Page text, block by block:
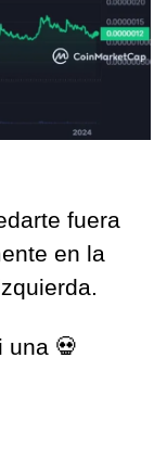
fuera
en la
una 💀